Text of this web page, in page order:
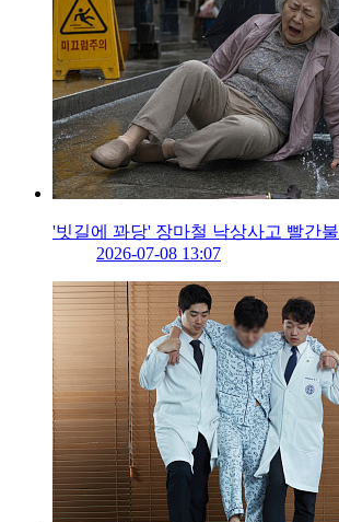
'빗길에 꽈당' 장마철 낙상사고 빨간불
2026-07-08 13:07